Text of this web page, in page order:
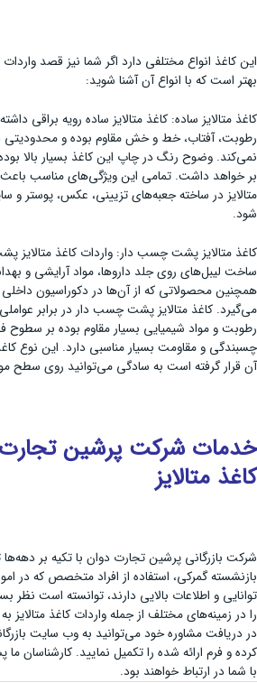
این کاغذ انواع مختلفی دارد اگر شما نیز قصد واردات
بهتر است که با انواع آن آشنا شوید:
کاغذ متالایز ساده: کاغذ متالایز ساده رویه براقی
رطوبت، آفتاب، خط و خش مقاوم بوده و محدودیتی
نمی‌کند. وضوح رنگ در چاپ این کاغذ بسیار بالا بوده
بر خواهد داشت. تمامی ‌این ویژگی‌های مناسب باعث
متالایز در ساخته جعبه‌های تزیینی، عکس، پوستر و
شود.
کاغذ متالایز پشت چسب دار: واردات کاغذ
ساخت لیبل‌های روی جلد داروها، مواد آرایشی و
همچنین محصولاتی که از آن‌ها در دکوراسیون
می‌گیرد. کاغذ متالایز پشت چسب دار در برابر
رطوبت و مواد شیمیایی بسیار مقاوم بوده بر سطوح
چسبندگی و مقاومت بسیار مناسبی دارد. این نوع
آن قرار گرفته است به سادگی می‌توانید روی سطح
خدمات شرکت پرشین تجارت
کاغذ متالایز
شرکت بازرگانی پرشین تجارت دوان با تکیه بر دهه‌ها
بازنشسته گمرکی، استفاده از افراد متخصص که در
توانایی و اطلاعات بالایی دارند، توانسته است نظر
را در زمینه‌های مختلف از جمله واردات کاغذ
در دریافت مشاوره خود می‌توانید به وب سایت
کرده و فرم ارائه شده را تکمیل نمایید. کارشناسان
با شما در ارتباط خواهند بود.